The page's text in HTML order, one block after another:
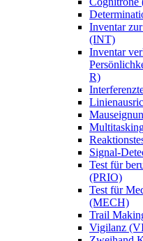
Inventar
(INT)
Inventar
R)
Signal-
Test für
(PRIO)
Test für
(MECH)
Trail
Vigilanz